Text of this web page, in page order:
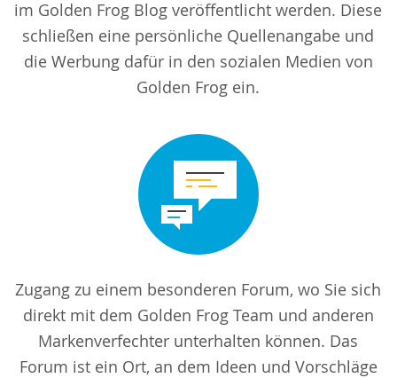
im Golden Frog Blog veröffentlicht werden. Diese
schließen eine persönliche Quellenangabe und
die Werbung dafür in den sozialen Medien von
Golden Frog ein.
Zugang zu einem besonderen Forum, wo Sie sich
direkt mit dem Golden Frog Team und anderen
Markenverfechter unterhalten können. Das
Forum ist ein Ort, an dem Ideen und Vorschläge